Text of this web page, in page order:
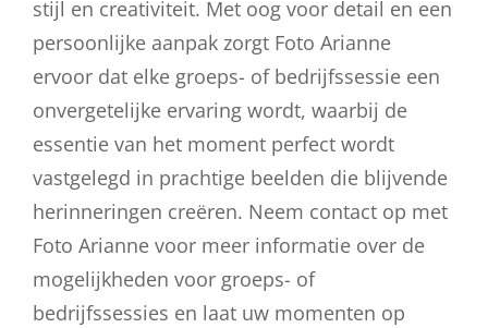
stijl en creativiteit. Met oog voor detail en een
persoonlijke aanpak zorgt Foto Arianne
ervoor dat elke groeps- of bedrijfssessie een
onvergetelijke ervaring wordt, waarbij de
essentie van het moment perfect wordt
vastgelegd in prachtige beelden die blijvende
herinneringen creëren. Neem contact op met
Foto Arianne voor meer informatie over de
mogelijkheden voor groeps- of
bedrijfssessies en laat uw momenten op